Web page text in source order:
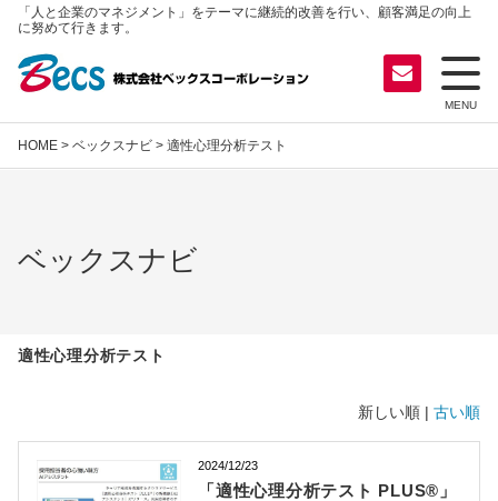
「人と企業のマネジメント」をテーマに継続的改善を行い、顧客満足の向上
に努めて行きます。
MENU
HOME > ベックスナビ > 適性心理分析テスト
ベックスナビ
適性心理分析テスト
新しい順 | 古い順
2024/12/23
「適性心理分析テスト PLUS®」